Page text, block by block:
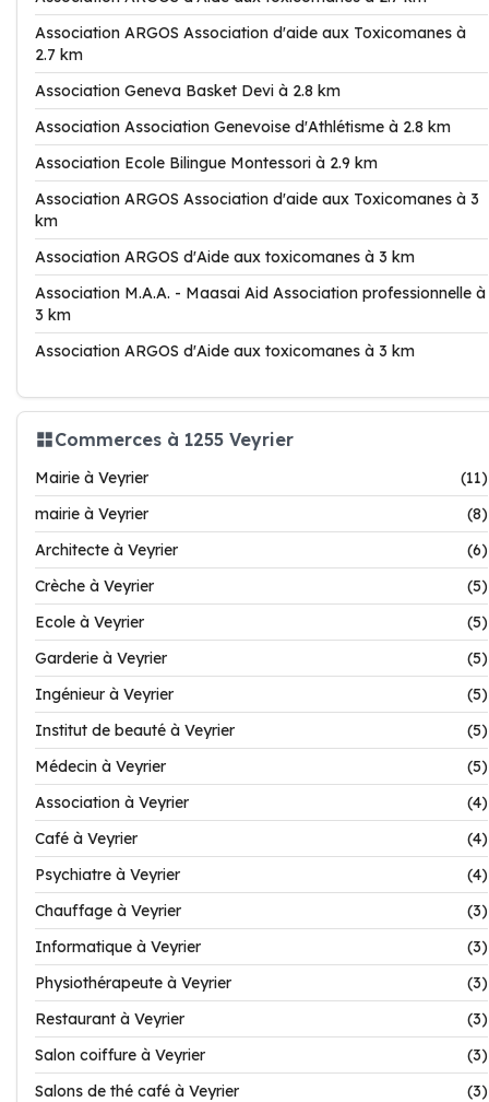
Association ARGOS Association d'aide aux Toxicomanes à
2.7 km
Association Geneva Basket Devi à 2.8 km
Association Association Genevoise d'Athlétisme à 2.8 km
Association Ecole Bilingue Montessori à 2.9 km
Association ARGOS Association d'aide aux Toxicomanes à 3
km
Association ARGOS d'Aide aux toxicomanes à 3 km
Association M.A.A. - Maasai Aid Association professionnelle à
3 km
Association ARGOS d'Aide aux toxicomanes à 3 km
Commerces à 1255 Veyrier
Mairie à Veyrier
(11)
mairie à Veyrier
(8)
Architecte à Veyrier
(6)
Crèche à Veyrier
(5)
Ecole à Veyrier
(5)
Garderie à Veyrier
(5)
Ingénieur à Veyrier
(5)
Institut de beauté à Veyrier
(5)
Médecin à Veyrier
(5)
Association à Veyrier
(4)
Café à Veyrier
(4)
Psychiatre à Veyrier
(4)
Chauffage à Veyrier
(3)
Informatique à Veyrier
(3)
Physiothérapeute à Veyrier
(3)
Restaurant à Veyrier
(3)
Salon coiffure à Veyrier
(3)
Salons de thé café à Veyrier
(3)